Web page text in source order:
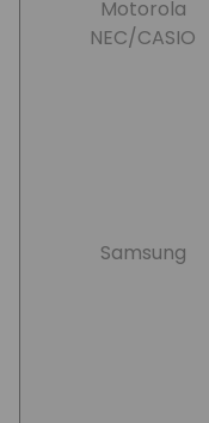
Motorola
NEC/CASIO
Samsung